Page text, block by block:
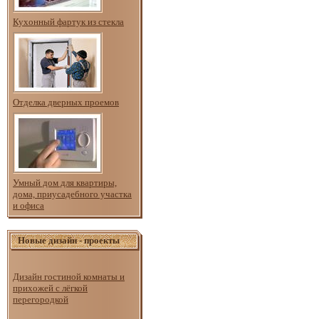
Кухонный фартук из стекла
Отделка дверных проемов
Умный дом для квартиры,
дома, приусадебного участка
и офиса
Новые дизайн - проекты
Дизайн гостиной комнаты и
прихожей с лёгкой
перегородкой